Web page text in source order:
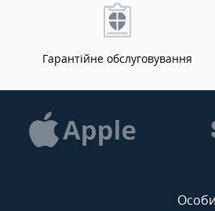
Гарантійне обслуговування